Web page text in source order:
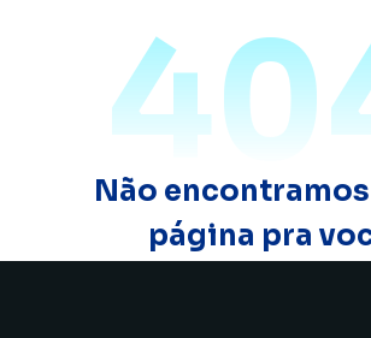
Não encontramos
página pra